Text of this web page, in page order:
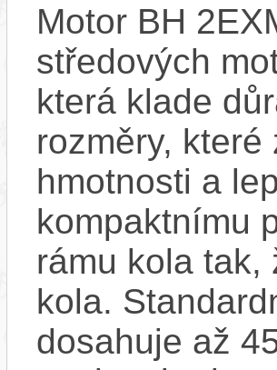
Motor BH
středových
která klade
rozměry,
hmotnosti a
kompaktnímu
rámu kola tak,
kola.
dosahuje až